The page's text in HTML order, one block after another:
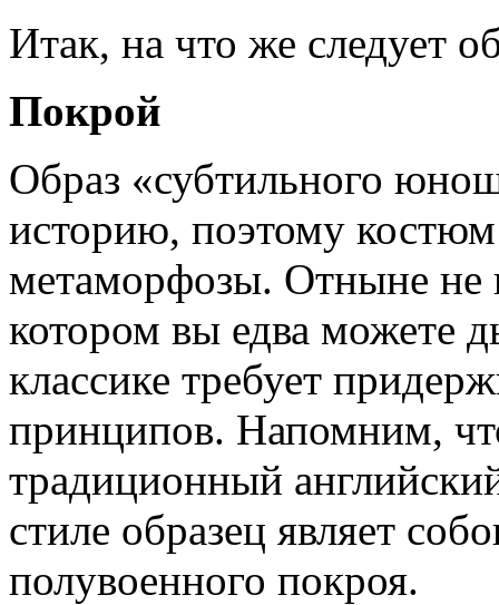
Итак, на что же следует
Покрой
Образ «субтильного
историю, поэтому
метаморфозы. Отныне не
котором вы едва можете
классике требует
принципов. Напомним,
традиционный
стиле образец являет
полувоенного покроя.